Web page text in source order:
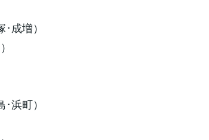
成増）
浜町）